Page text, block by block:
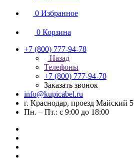
0 Избранное
0 Корзина
+7 (800) 777-94-78
Назад
Телефоны
+7 (800) 777-94-78
Заказать звонок
info@kupicabel.ru
г. Краснодар, проезд Майский 5
Пн. – Пт.: с 9:00 до 18:00